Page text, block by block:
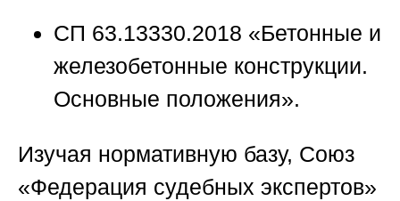
СП 63.13330.2018 «Бетонные и
железобетонные конструкции.
Основные положения».
Изучая нормативную базу, Союз
«Федерация судебных экспертов»